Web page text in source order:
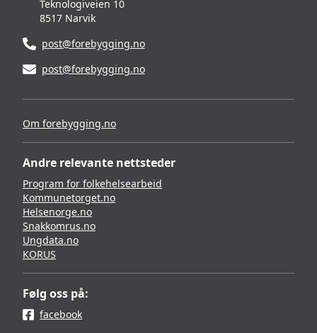
Teknologiveien 10
8517 Narvik
post@forebygging.no
post@forebygging.no
Om forebygging.no
Andre relevante nettsteder
Program for folkehelsearbeid
Kommunetorget.no
Helsenorge.no
Snakkomrus.no
Ungdata.no
KORUS
Følg oss på:
facebook